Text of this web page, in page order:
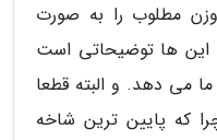
وزن مطلوب را به صورت
این ها توضیحاتی است
می دهد. و البته قطعا
که پایین ترین شاخه